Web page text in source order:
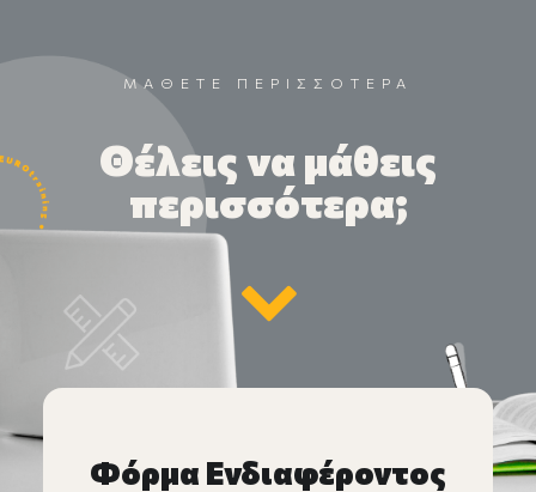
ΜΑΘΕΤΕ ΠΕΡΙΣΣΟΤΕΡΑ
Θέλεις να μάθεις
περισσότερα;
Φόρμα Ενδιαφέροντος